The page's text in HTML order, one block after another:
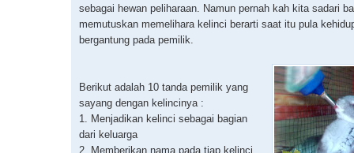
sebagai hewan peliharaan. Namun pernah kah kita sadari
memutuskan memelihara kelinci berarti saat itu pula
bergantung pada pemilik.
Berikut adalah 10 tanda pemilik yang
sayang dengan kelincinya :
1. Menjadikan kelinci sebagai bagian
dari keluarga
2. Memberikan nama pada tiap kelinci